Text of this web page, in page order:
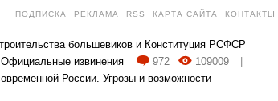
ПОДПИСКА РЕКЛАМА RSS КАРТА САЙТА КОНТАКТЫ
большевиков и Конституция РСФСР
Официальные извинения 972 109009
России. Угрозы и возможности